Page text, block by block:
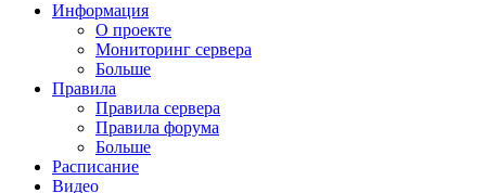
Информация
О проекте
Мониторинг сервера
Больше
Правила
Правила сервера
Правила форума
Больше
Расписание
Видео